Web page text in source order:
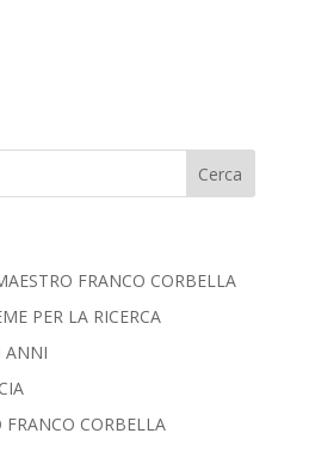
FRANCO CORBELLA
PER LA RICERCA
ANNI
CORBELLA